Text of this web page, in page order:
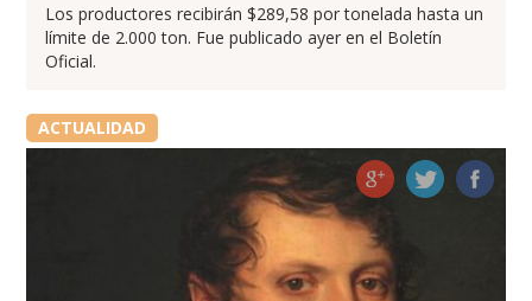
Los productores recibirán $289,58 por tonelada hasta un
límite de 2.000 ton. Fue publicado ayer en el Boletín
Oficial.
ACTUALIDAD